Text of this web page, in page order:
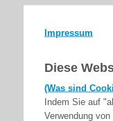
Impressum
Diese
(Was sind
Indem Sie auf
Verwendung